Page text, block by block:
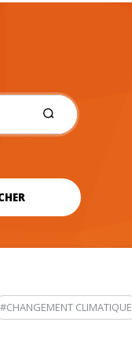
#CHANGEMENT CLIMATIQUE